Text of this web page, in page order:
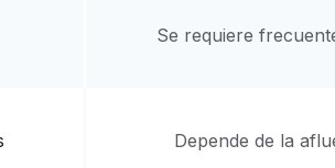
Se requiere
Depende de la